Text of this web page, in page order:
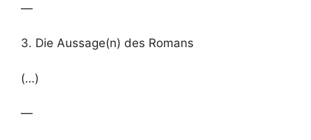
—
3. Die Aussage(n) des Romans
(…)
—